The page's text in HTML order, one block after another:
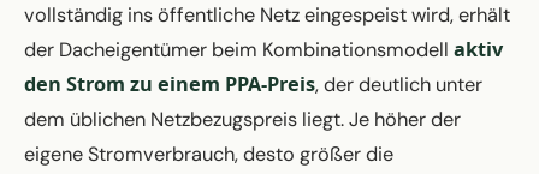
vollständig ins öffentliche Netz eingespeist wird, erhält
der Dacheigentümer beim Kombinationsmodell aktiv
den Strom zu einem PPA-Preis, der deutlich unter
dem üblichen Netzbezugspreis liegt. Je höher der
eigene Stromverbrauch, desto größer die